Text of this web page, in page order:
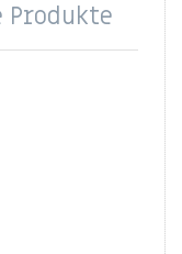
Produkte